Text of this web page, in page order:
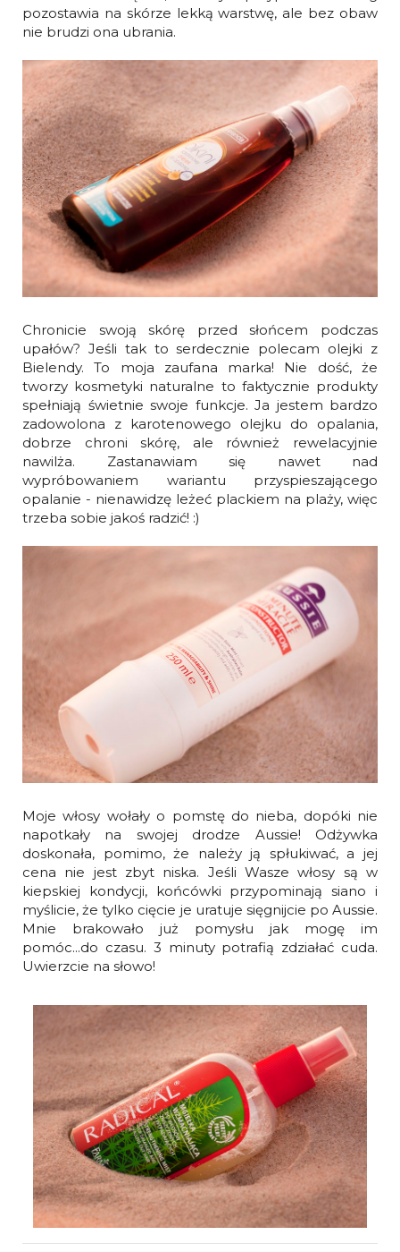
pozostawia na skórze lekką warstwę, ale bez obaw
nie brudzi ona ubrania.
Chronicie swoją skórę przed słońcem podczas
upałów? Jeśli tak to serdecznie polecam olejki z
Bielendy. To moja zaufana marka! Nie dość, że
tworzy kosmetyki naturalne to faktycznie produkty
spełniają świetnie swoje funkcje. Ja jestem bardzo
zadowolona z karotenowego olejku do opalania,
dobrze chroni skórę, ale również rewelacyjnie
nawilża. Zastanawiam się nawet nad
wypróbowaniem wariantu przyspieszającego
opalanie - nienawidzę leżeć plackiem na plaży, więc
trzeba sobie jakoś radzić! :)
Moje włosy wołały o pomstę do nieba, dopóki nie
napotkały na swojej drodze Aussie! Odżywka
doskonała, pomimo, że należy ją spłukiwać, a jej
cena nie jest zbyt niska. Jeśli Wasze włosy są w
kiepskiej kondycji, końcówki przypominają siano i
myślicie, że tylko cięcie je uratuje sięgnijcie po Aussie.
Mnie brakowało już pomysłu jak mogę im
pomóc...do czasu. 3 minuty potrafią zdziałać cuda.
Uwierzcie na słowo!